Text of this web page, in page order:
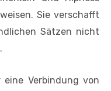
Sie verschafft
Sätzen nicht
Verbindung von